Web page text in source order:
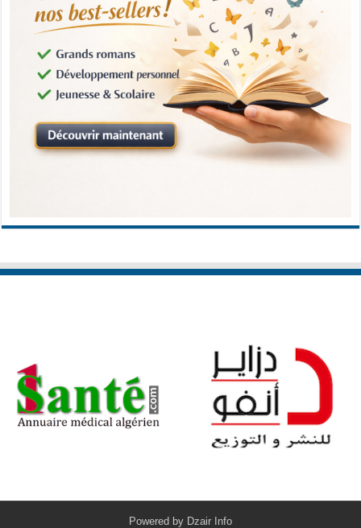
Powered by Dzair Info